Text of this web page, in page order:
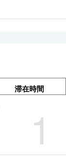
滞在時間
1